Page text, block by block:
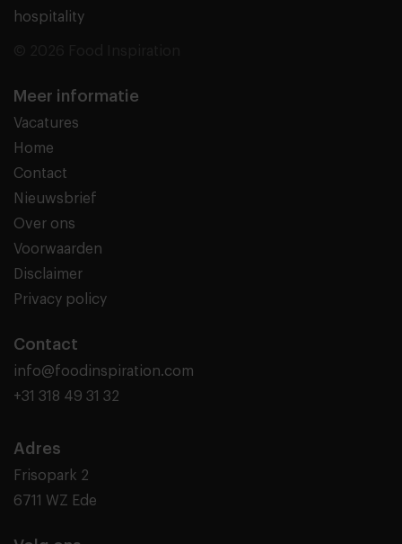
hospitality
Meer informatie
Vacatures
Home
Contact
Nieuwsbrief
Over ons
Voorwaarden
Disclaimer
Privacy policy
Contact
info@foodinspiration.com
+31 318 49 31 32
Adres
Frisopark 2
6711 WZ Ede